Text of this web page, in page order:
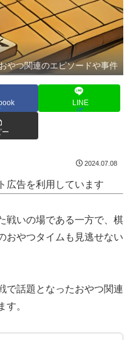
やつ関連のエピソードや事件
LINE
ー
2024.07.08
広告を利用しています
戦いの場である一方で、棋
おやつタイムも見逃せない
で話題となったおやつ関連
す。